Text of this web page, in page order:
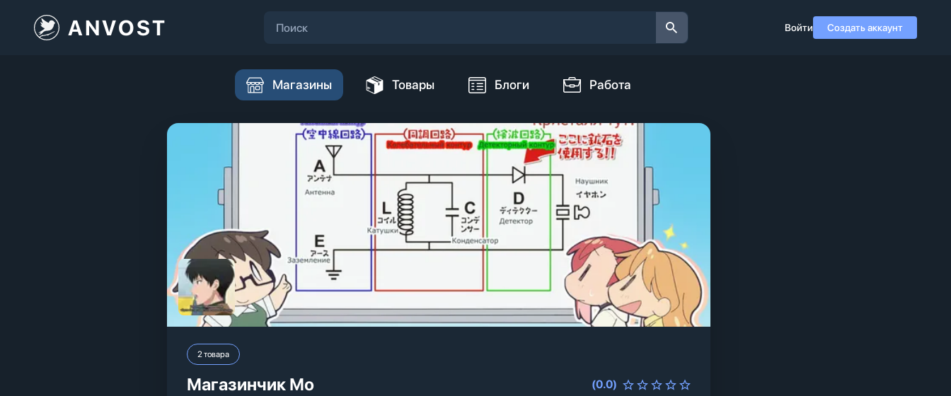
ANVOST Войти Создать аккаунт
Магазины Товары Блоги Работа
2товара
Магазинчик Мо (0.0)